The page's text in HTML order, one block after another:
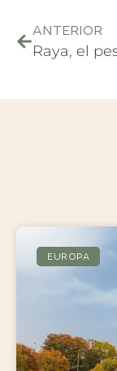
ANTERIOR
EUROPA